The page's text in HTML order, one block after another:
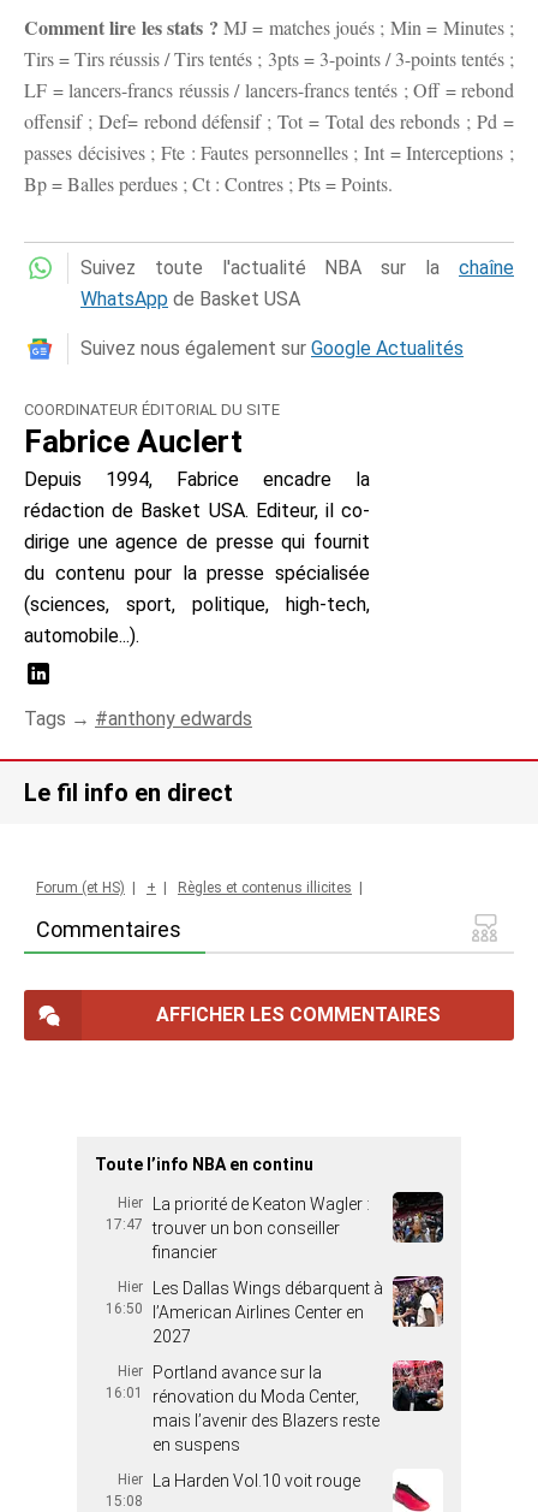
Comment lire les stats ? MJ = matches joués ; Min = Minutes ;
Tirs = Tirs réussis / Tirs tentés ; 3pts = 3-points / 3-points tentés ;
LF = lancers-francs réussis / lancers-francs tentés ; Off = rebond
offensif ; Def= rebond défensif ; Tot = Total des rebonds ; Pd =
passes décisives ; Fte : Fautes personnelles ; Int = Interceptions ;
Bp = Balles perdues ; Ct : Contres ; Pts = Points.
Suivez toute l'actualité NBA sur la chaîne
WhatsApp de Basket USA
Suivez nous également sur Google Actualités
COORDINATEUR ÉDITORIAL DU SITE
Fabrice Auclert
Depuis 1994, Fabrice encadre la
rédaction de Basket USA. Editeur, il co-
dirige une agence de presse qui fournit
du contenu pour la presse spécialisée
(sciences, sport, politique, high-tech,
automobile...).
Tags → anthony edwards
Le fil info en direct
Commentaires
Forum (et HS) + Règles et contenus illicites
AFFICHER LES COMMENTAIRES
Toute l’info NBA en continu
Hier
17:47
La priorité de Keaton Wagler :
trouver un bon conseiller
financier
Hier
16:50
Les Dallas Wings débarquent à
l’American Airlines Center en
2027
Hier
16:01
Portland avance sur la
rénovation du Moda Center,
mais l’avenir des Blazers reste
en suspens
Hier
15:08
La Harden Vol.10 voit rouge